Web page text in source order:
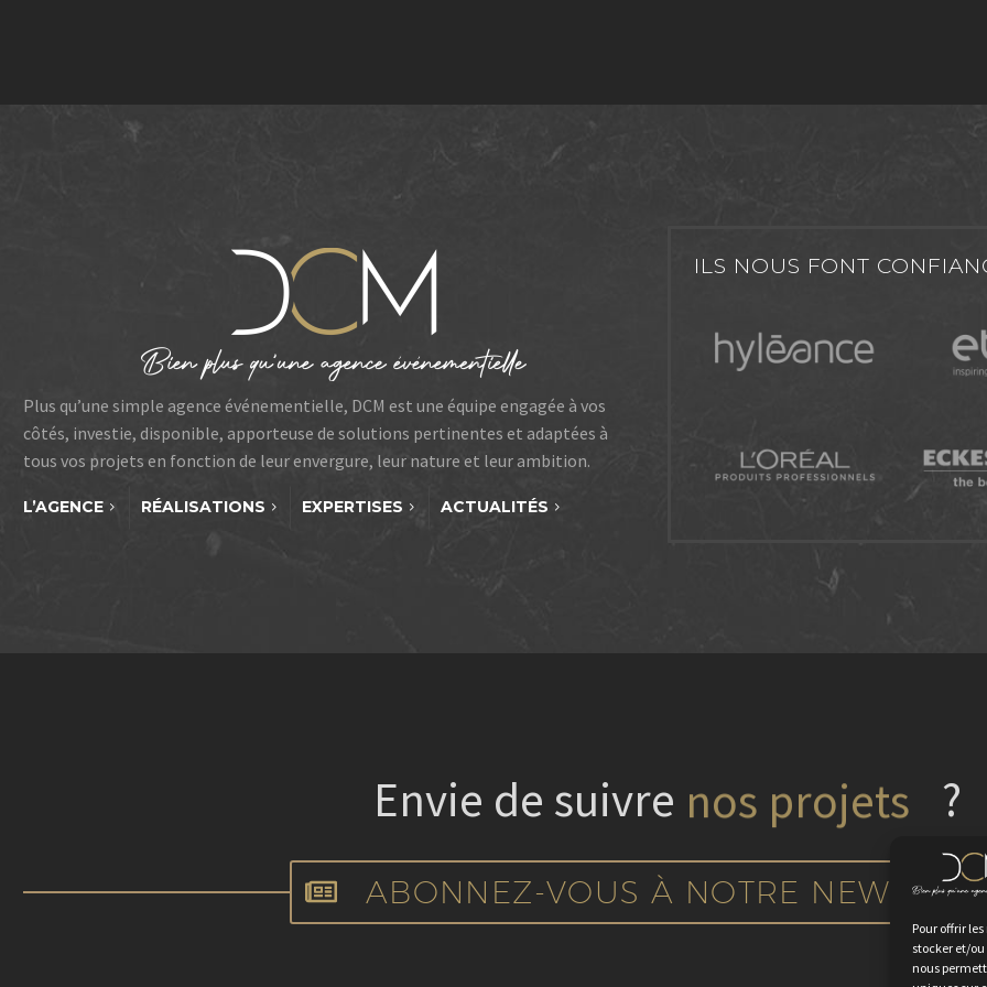
Pour offrir
stocker et/
nous
Plus qu’une simple agence événementielle, DCM est une équipe engagée à vos
côtés, investie, disponible, apporteuse de solutions pertinentes et adaptées à
tous vos projets en fonction de leur envergure, leur nature et leur ambition.
L’AGENCE RÉALISATIONS EXPERTISES ACTUALITÉS
ILS NOUS FONT
Envie de suivre nos projets ?
ABONNEZ-VOUS À NOTRE